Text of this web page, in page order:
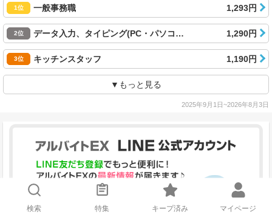
1位 一般事務職 1,293円
2位 データ入力、タイピング(PC・パソコン・インターネット) 1,290円
3位 キッチンスタッフ 1,190円
▼もっと見る
2025年9月1日~2026年8月3日
検索 特集 キープ済み マイページ